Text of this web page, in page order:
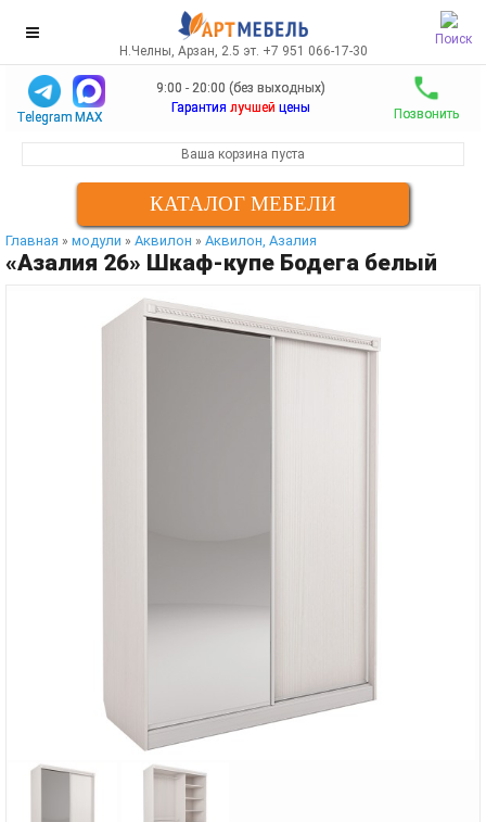
Поиск
Н.Челны, Арзан, 2.5 эт. +7 951 066-17-30
Telegram MAX
9:00 - 20:00 (без выходных)
Гарантия лучшей цены Позвонить
Ваша корзина пуста
КАТАЛОГ МЕБЕЛИ
Главная » модули » Аквилон » Аквилон, Азалия
«Азалия 26» Шкаф-купе Бодега белый